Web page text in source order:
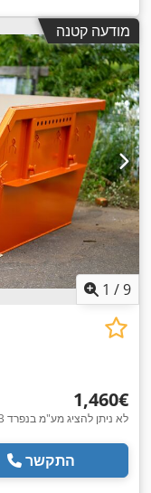
מודעה קטנה
1 /9
‏1,460 ‏€
VB לא ניתן להציג מע"מ בנפרד
התקשר